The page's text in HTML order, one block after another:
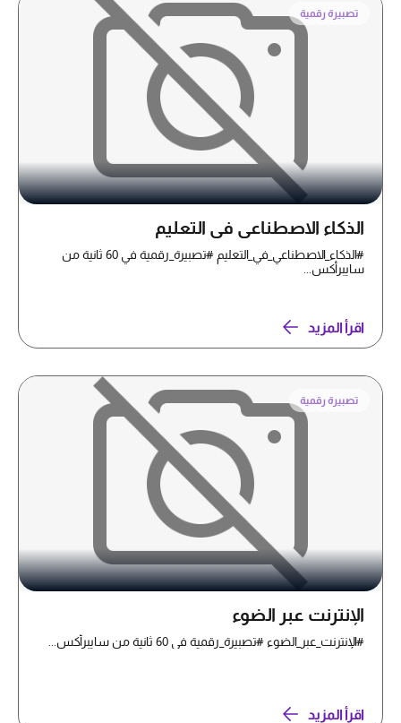
تصبيرة رقمية
الذكاء الاصطناعي في التعليم
#الذكاء_الاصطناعي_في_التعليم #تصبيرة_رقمية في 60 ثانية من
سايبرأكس...
اقرأ المزيد
تصبيرة رقمية
الإنترنت عبر الضوء
#الإنترنت_عبر_الضوء #تصبيرة_رقمية في 60 ثانية من سايبرأكس...
اقرأ المزيد